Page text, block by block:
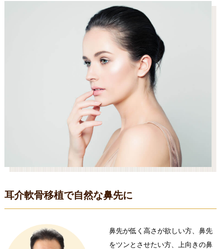
耳介軟骨移植で自然な鼻先に
鼻先が低く高さが欲しい方、鼻先
をツンとさせたい方、上向きの鼻